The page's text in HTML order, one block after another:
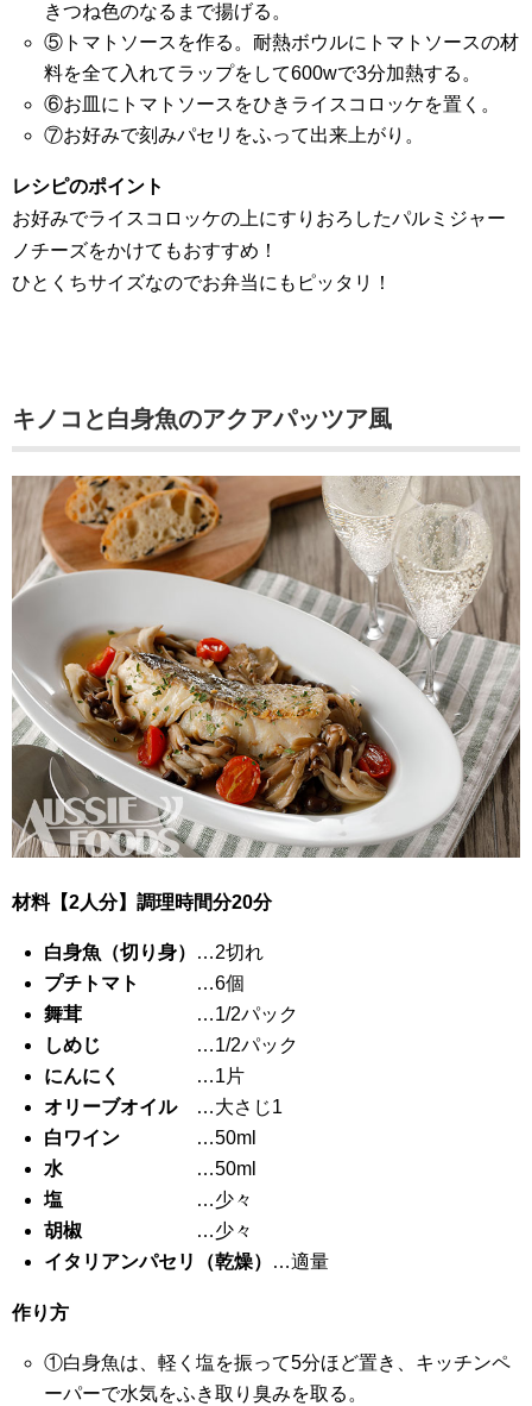
きつね色のなるまで揚げる。
⑤トマトソースを作る。耐熱ボウルにトマトソースの材
料を全て入れてラップをして600wで3分加熱する。
⑥お皿にトマトソースをひきライスコロッケを置く。
⑦お好みで刻みパセリをふって出来上がり。
レシピのポイント
お好みでライスコロッケの上にすりおろしたパルミジャー
ノチーズをかけてもおすすめ！
ひとくちサイズなのでお弁当にもピッタリ！
キノコと白身魚のアクアパッツア風
材料【2人分】調理時間分20分
白身魚（切り身）
…2切れ
プチトマト
…6個
舞茸
…1/2パック
しめじ …1/2パック
にんにく
…1片
オリーブオイル…大さじ1
白ワイン …50ml
水
…50ml
塩
…少々
胡椒
…少々
イタリアンパセリ（乾燥）
…適量
作り方
①白身魚は、軽く塩を振って5分ほど置き、キッチンペ
ーパーで水気をふき取り臭みを取る。